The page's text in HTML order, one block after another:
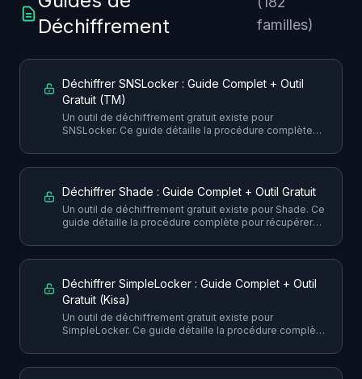
Déchiffrement
familles)
Déchiffrer SNSLocker : Guide Complet + Outil
Gratuit (TM)
Un outil de déchiffrement gratuit existe pour
SNSLocker. Ce guide détaille la procédure complète
toutes les précautions nécessaires.
Déchiffrer Shade : Guide Complet + Outil Gratuit
Un outil de déchiffrement gratuit existe pour Shade. Ce
guide détaille la procédure complète pour récupérer
précautions nécessaires.
Déchiffrer SimpleLocker : Guide Complet + Outil
Gratuit (Kisa)
Un outil de déchiffrement gratuit existe pour
SimpleLocker. Ce guide détaille la procédure complète
toutes les précautions nécessaires.